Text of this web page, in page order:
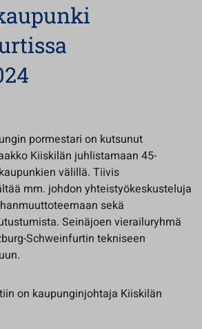
pormestari on kutsunut
Kiiskilän juhlistamaan 45-
välillä. Tiivis
mm. johdon yhteistyökeskusteluja
sekä
Seinäjoen vierailuryhmä
Schweinfurtin tekniseen
on kaupunginjohtaja Kiiskilän